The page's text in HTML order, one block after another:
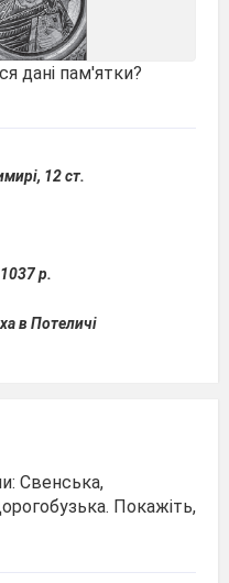
дані пам'ятки?
12 ст.
р.
в Потеличі
Свенська,
Покажіть,